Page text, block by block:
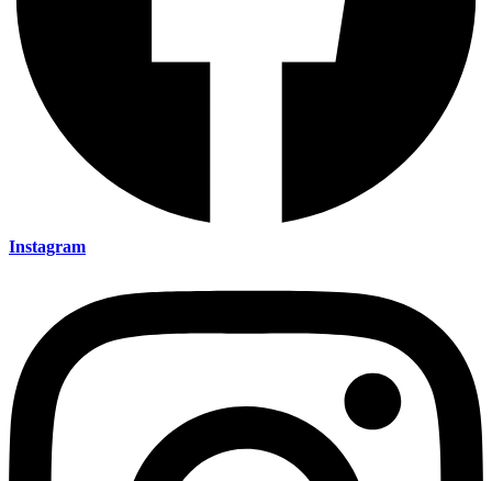
Instagram